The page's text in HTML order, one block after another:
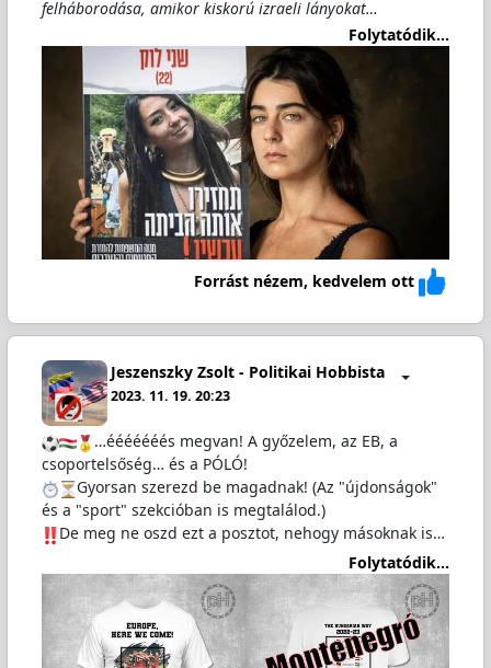
felháborodása, amikor kiskorú izraeli lányokat…
Folytatódik...
Forrást nézem, kedvelem ott
Jeszenszky Zsolt - Politikai Hobbista
2023. 11. 19. 20:23
…ééééééés megvan! A győzelem, az EB, a
csoportelsőség… és a PÓLÓ!
Gyorsan szerezd be magadnak! (Az "újdonságok"
és a "sport" szekcióban is megtalálod.)
️De meg ne oszd ezt a posztot, nehogy másoknak is…
Folytatódik...